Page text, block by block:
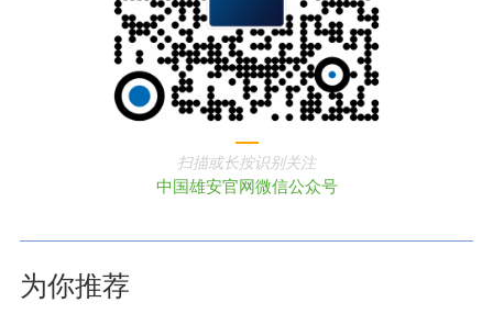
扫描或长按识别关注
中国雄安官网微信公众号
为你推荐